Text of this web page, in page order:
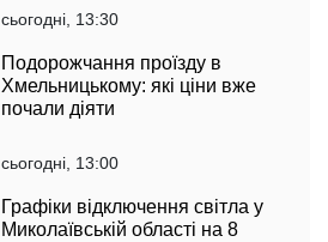
сьогодні, 13:30
Подорожчання проїзду в
Хмельницькому: які ціни вже
почали діяти
сьогодні, 13:00
Графіки відключення світла у
Миколаївській області на 8